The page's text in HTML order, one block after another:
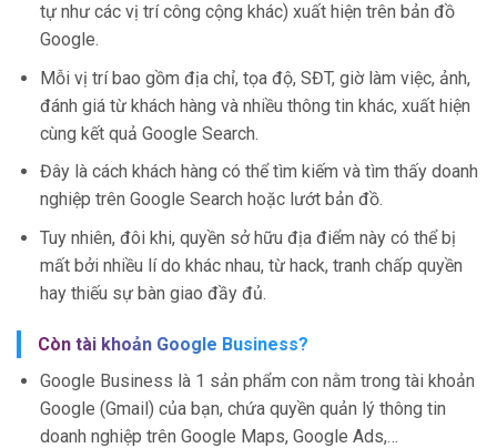
tự như các vị trí công cộng khác) xuất hiện trên bản đồ
Google.
Mỗi vị trí bao gồm địa chỉ, tọa độ, SĐT, giờ làm việc, ảnh,
đánh giá từ khách hàng và nhiều thông tin khác, xuất hiện
cùng kết quả Google Search.
Đây là cách khách hàng có thể tìm kiếm và tìm thấy doanh
nghiệp trên Google Search hoặc lướt bản đồ.
Tuy nhiên, đôi khi, quyền sở hữu địa điểm này có thể bị
mất bởi nhiều lí do khác nhau, từ hack, tranh chấp quyền
hay thiếu sự bàn giao đầy đủ.
Còn tài khoản Google Business?
Google Business là 1 sản phẩm con nằm trong tài khoản
Google (Gmail) của bạn, chứa quyền quản lý thông tin
doanh nghiệp trên Google Maps, Google Ads,…